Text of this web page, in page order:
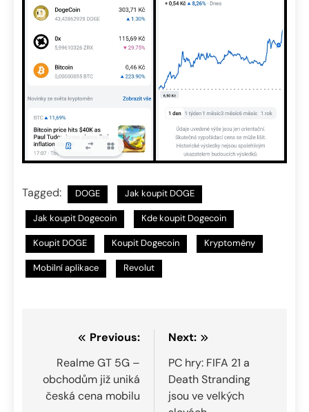
Tagged: DOGE Jak koupit DOGE
Jak koupit Dogecoin Kde koupit Dogecoin
Koupit DOGE Koupit Dogecoin Kryptoměny
Mobilní aplikace Revolut
Navigace
pro
příspěvek
Previous:
Realme GT 5G –
obchodům již uniká
česká cena mobilu
Next:
PC hry: FIFA 21 a
Death Stranding
jsou ve velkých